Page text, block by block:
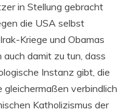
in Stellung gebracht
die USA selbst
Kriege und Obamas
damit zu tun, dass
Instanz gibt, die
gleichermaßen verbindlich
Katholizismus der